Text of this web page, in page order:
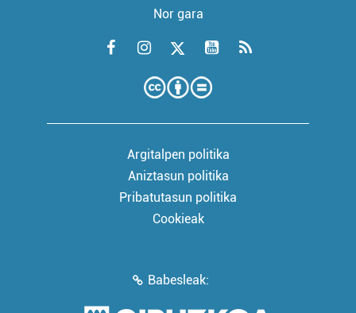
Nor gara
Argitalpen politika
Aniztasun politika
Pribatutasun politika
Cookieak
Babesleak: